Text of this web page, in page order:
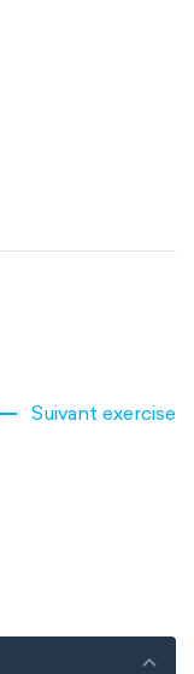
Suivant exercise